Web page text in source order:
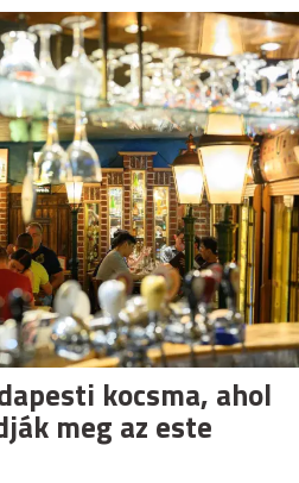
kocsma, ahol
meg az este